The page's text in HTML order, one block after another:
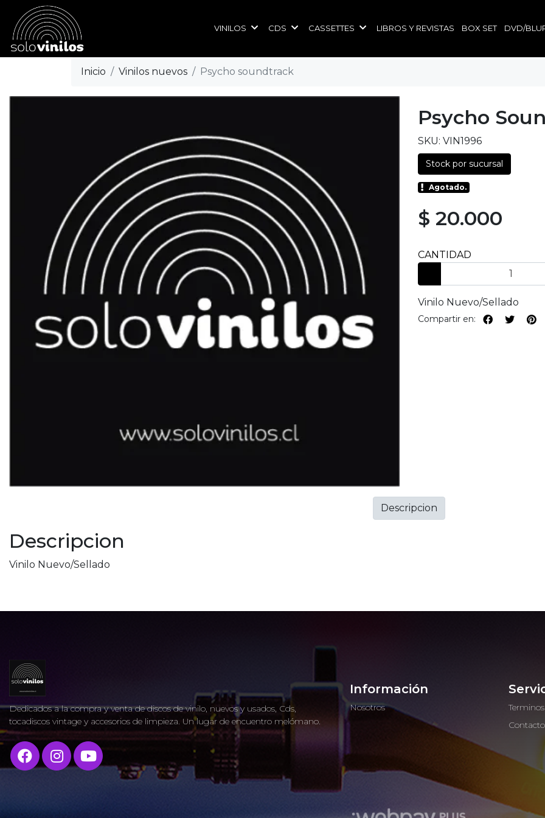
VINILOS CDS CASSETTES LIBROS Y REVISTAS BOX SET DVD/
Inicio Vinilos nuevos Psycho soundtrack
Psycho
SKU: VIN1996
Stock por sucursal
Agotado.
$ 20.000
CANTIDAD
Vinilo Nuevo/Sellado
Compartir en:
Descripcion
Vinilo Nuevo/Sellado
Descripcion
Dedicados a la compra y venta de discos de vinilo, nuevos y usados, Cds,
tocadiscos vintage y accesorios de limpieza. Un lugar de encuentro melómano.
Información
Nosotros
Contacto